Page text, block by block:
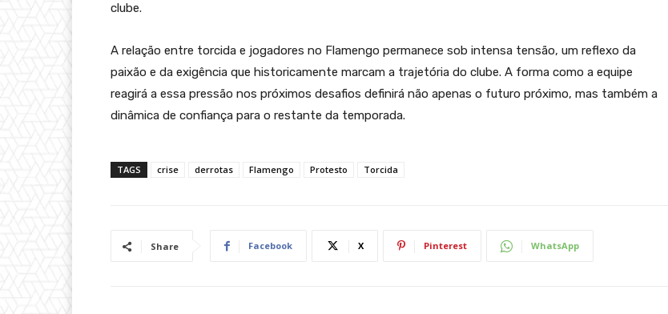
clube.
A relação entre torcida e jogadores no Flamengo permanece sob intensa tensão, um reflexo da
paixão e da exigência que historicamente marcam a trajetória do clube. A forma como a equipe
reagirá a essa pressão nos próximos desafios definirá não apenas o futuro próximo, mas também a
dinâmica de confiança para o restante da temporada.
TAGS crise derrotas Flamengo Protesto Torcida
Share Facebook X Pinterest WhatsApp